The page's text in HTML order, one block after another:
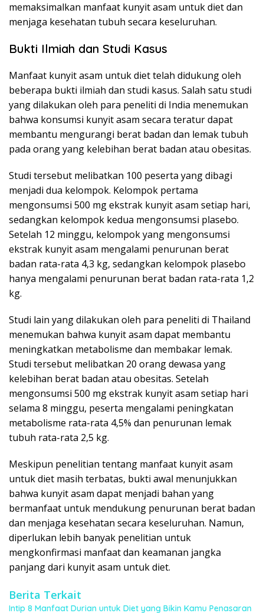
memaksimalkan manfaat kunyit asam untuk diet dan
menjaga kesehatan tubuh secara keseluruhan.
Bukti Ilmiah dan Studi Kasus
Manfaat kunyit asam untuk diet telah didukung oleh
beberapa bukti ilmiah dan studi kasus. Salah satu studi
yang dilakukan oleh para peneliti di India menemukan
bahwa konsumsi kunyit asam secara teratur dapat
membantu mengurangi berat badan dan lemak tubuh
pada orang yang kelebihan berat badan atau obesitas.
Studi tersebut melibatkan 100 peserta yang dibagi
menjadi dua kelompok. Kelompok pertama
mengonsumsi 500 mg ekstrak kunyit asam setiap hari,
sedangkan kelompok kedua mengonsumsi plasebo.
Setelah 12 minggu, kelompok yang mengonsumsi
ekstrak kunyit asam mengalami penurunan berat
badan rata-rata 4,3 kg, sedangkan kelompok plasebo
hanya mengalami penurunan berat badan rata-rata 1,2
kg.
Studi lain yang dilakukan oleh para peneliti di Thailand
menemukan bahwa kunyit asam dapat membantu
meningkatkan metabolisme dan membakar lemak.
Studi tersebut melibatkan 20 orang dewasa yang
kelebihan berat badan atau obesitas. Setelah
mengonsumsi 500 mg ekstrak kunyit asam setiap hari
selama 8 minggu, peserta mengalami peningkatan
metabolisme rata-rata 4,5% dan penurunan lemak
tubuh rata-rata 2,5 kg.
Meskipun penelitian tentang manfaat kunyit asam
untuk diet masih terbatas, bukti awal menunjukkan
bahwa kunyit asam dapat menjadi bahan yang
bermanfaat untuk mendukung penurunan berat badan
dan menjaga kesehatan secara keseluruhan. Namun,
diperlukan lebih banyak penelitian untuk
mengkonfirmasi manfaat dan keamanan jangka
panjang dari kunyit asam untuk diet.
Berita Terkait
Intip 8 Manfaat Durian untuk Diet yang Bikin Kamu Penasaran